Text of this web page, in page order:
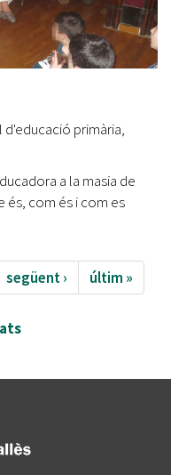
primària,
a la masia de
és, com és i com es
següent › últim »